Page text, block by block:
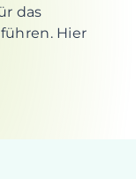
das
Hier